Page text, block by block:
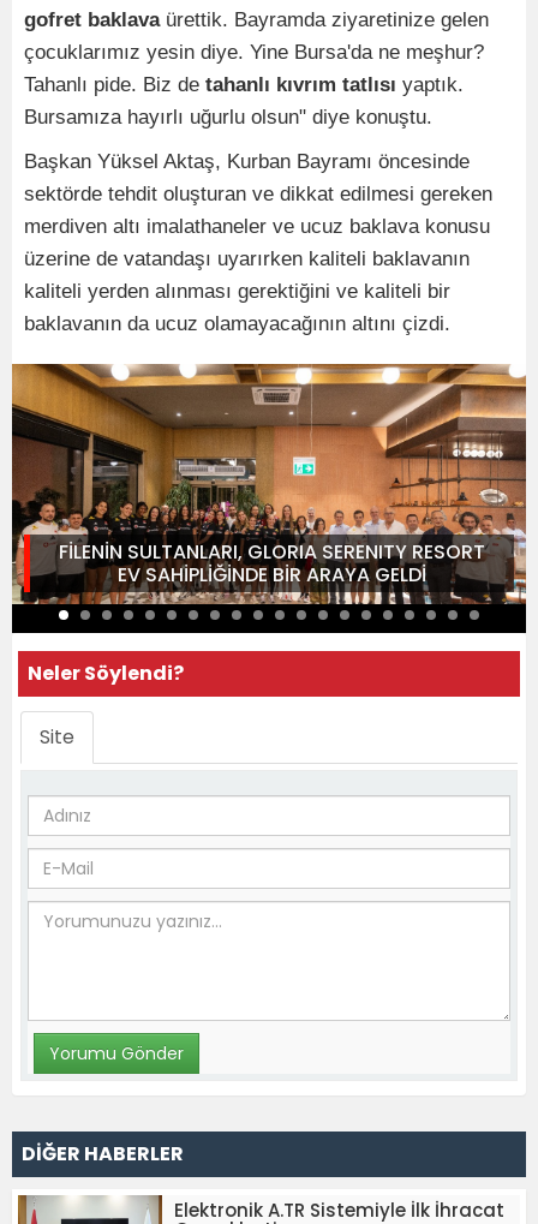
gofret baklavaürettik. Bayramda ziyaretinize gelen
çocuklarımız yesin diye. Yine Bursa'da ne meşhur?
Tahanlı pide. Biz de tahanlı kıvrım tatlısı yaptık.
Bursamıza hayırlı uğurlu olsun" diye konuştu.
Başkan Yüksel Aktaş, Kurban Bayramı öncesinde
sektörde tehdit oluşturan ve dikkat edilmesi gereken
merdiven altı imalathaneler ve ucuz baklava konusu
üzerine de vatandaşı uyarırken kaliteli baklavanın
kaliteli yerden alınması gerektiğini ve kaliteli bir
baklavanın da ucuz olamayacağının altını çizdi.
FİLENİN SULTANLARI, GLORIA SERENITY RESORT
EV SAHİPLİĞİNDE BİR ARAYA GELDİ
Neler Söylendi?
Site
DİĞER HABERLER
Elektronik A.TR Sistemiyle İlk İhracat